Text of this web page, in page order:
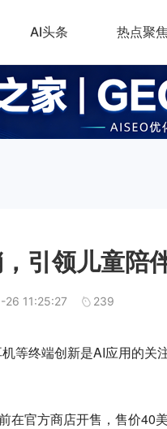
AI头条 热点聚焦
引领儿童陪
26 11:25:27 239
等终端创新是AI应用的
在官方商店开售，售价40